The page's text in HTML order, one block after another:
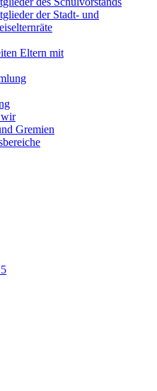
der Stadt- und
Eltern mit
wir
Gremien